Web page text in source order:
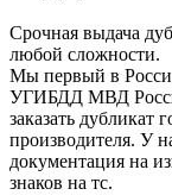
Срочная выдача
любой сложности.
Мы первый в
УГИБДД МВД
заказать дубликат
производителя. У
документация на
знаков на тс.